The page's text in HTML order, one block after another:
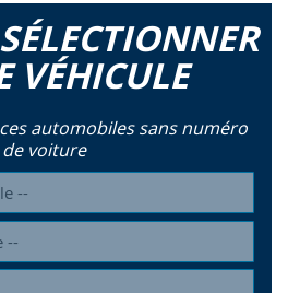
VÉHICULE
automobiles sans numéro
de voiture